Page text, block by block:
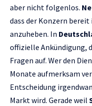
aber nicht folgenlos.
dass der Konzern bereit
anzuheben. In
offizielle Ankündigung,
Fragen auf. Wer den
Monate aufmerksam
Entscheidung
Markt wird. Gerade weil